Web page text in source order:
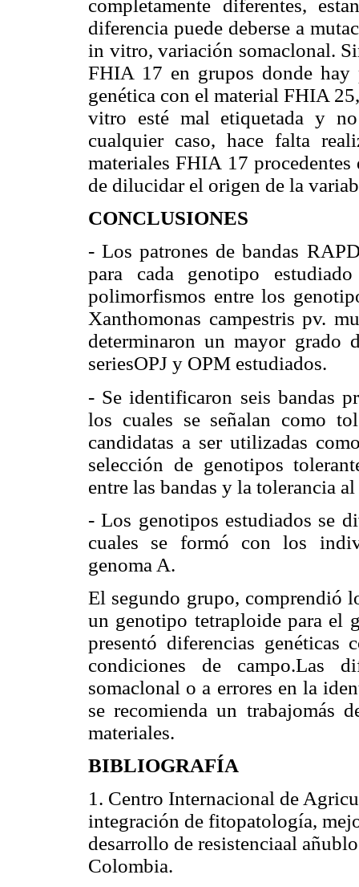
completamente diferentes,
diferencia puede deberse a
in vitro, variación somaclonal.
FHIA 17 en grupos donde hay
genética con el material FHIA
vitro esté mal etiquetada y
cualquier caso, hace falta
materiales FHIA 17
de dilucidar el origen de la
CONCLUSIONES
- Los patrones de bandas
para cada genotipo
polimorfismos entre los
Xanthomonas campestris pv.
determinaron un mayor grado
seriesOPJ y OPM estudiados.
- Se identificaron seis bandas
los cuales se señalan como
candidatas a ser utilizadas
selección de genotipos
entre las bandas y la tolerancia
- Los genotipos estudiados se
cuales se formó con los
genoma A.
El segundo grupo, comprendió
un genotipo tetraploide para el
presentó diferencias
condiciones de campo.Las
somaclonal o a errores en la
se recomienda un trabajomás
materiales.
BIBLIOGRAFÍA
1. Centro Internacional de
integración de fitopatología,
desarrollo de resistenciaal
Colombia.